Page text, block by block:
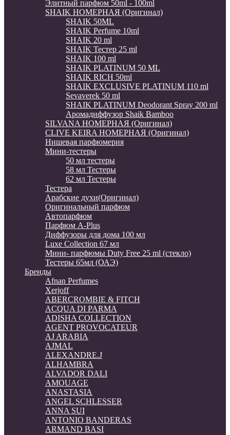
Элитный парфюм 50ml - 100ml
SHAIK НОМЕРНАЯ (Оригинал)
SHAIK 50ML
SHAIK Perfume 10ml
SHAIK 20 ml
SHAIK Тестер 25 ml
SHAIK 100 ml
SHAIK PLATINUM 50 ML
SHAIK RICH 50ml
SHAIK EXCLUSIVE PLATINUM 110 ml
Sevaverek 50 ml
SHAIK PLATINUM Deodorant Spray 200 ml
Аромадиффузор Shaik Bamboo
SILVANA НОМЕРНАЯ (Оригинал)
CLIVE KEIRA НОМЕРНАЯ (Оригинал)
Нишевая парфюмерия
Мини-тестеры
50 мл тестеры
58 мл Тестеры
62 мл Тестеры
Тестера
Арабские духи(Оригинал)
Оригинальный парфюм
Автопарфюм
Парфюм A-Plus
Диффузоры для дома 100 мл
Luxe Collection 67 мл
Мини- парфюмы Duty Free 25 ml (стекло)
Тестеры 65мл (ОАЭ)
Бренды
Afnan Perfumes
Xerjoff
ABERCROMBIE & FITCH
ACQUA DI PARMA
ADISHA COLLECTION
AGENT PROVOCATEUR
AJ ARABIA
AJMAL
ALEXANDRE.J
ALHAMBRA
ALVADOR DALI
AMOUAGE
ANASTASIA
ANGEL SCHLESSER
ANNA SUI
ANTONIO BANDERAS
ARMAND BASI